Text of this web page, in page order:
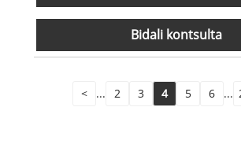
Bidali kontsulta
< ... 2 3 4 5 6 ...